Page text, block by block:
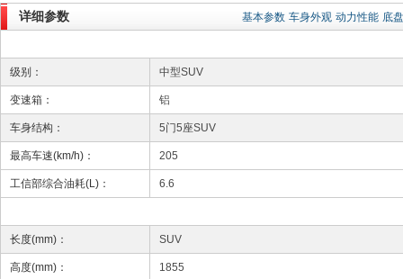
基本参数 车身外观 动力性能 底
详细参数
级别： 中型SUV
变速箱： 铝
车身结构： 5门5座SUV
最高车速(km/h)： 205
工信部综合油耗(L)： 6.6
长度(mm)： SUV
高度(mm)： 1855